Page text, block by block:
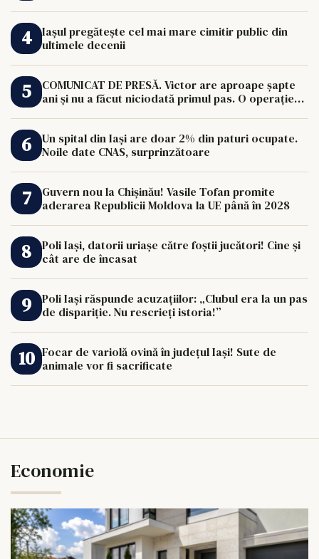
Iașul pregătește cel mai mare cimitir public din
ultimele decenii
COMUNICAT DE PRESĂ. Victor are aproape șapte
ani și nu a făcut niciodată primul pas. O operație
Un spital din Iași are doar 2% din paturi ocupate.
Noile date CNAS, surprinzătoare
Guvern nou la Chișinău! Vasile Tofan promite
aderarea Republicii Moldova la UE până în 2028
Poli Iași, datorii uriașe către foștii jucători! Cine și
cât are de încasat
Poli Iași răspunde acuzațiilor: „Clubul era la un pas
de dispariție. Nu rescrieți istoria!”
Focar de variolă ovină în județul Iași! Sute de
animale vor fi sacrificate
Economie